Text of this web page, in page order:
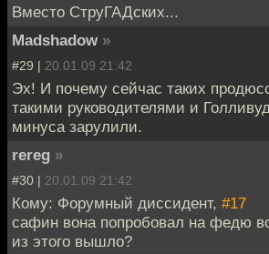
Вместо СтруГАДских...
Madshadow »
#29 | 20.01.09 21:42
Эх! И почему сейчас таких
такими руководителями и
минуса зарулили.
rereg »
#30 | 20.01.09 21:42
Кому: Форумный диссидент, #17
сафин вона попробовал на федю
из этого вышло?